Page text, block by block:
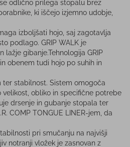
odlično prilega stopalu brez
ki iščejo izjemno udobje,
izboljšati hojo, saj zagotavlja
podlago. GRIP WALK je
gibanje.Tehnologija GRIP
obenem tudi hojo po suhih in
stabilnost. Sistem omogoča
obliko in specifične potrebe
drsenje in gubanje stopala ter
COMP TONGUE LINER-jem, da
pri smučanju na najvišji
notranji vložek je zasnovan z